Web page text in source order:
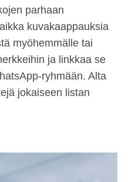
parhaan
kuvakaappauksia
myöhemmälle tai
ja linkkaa se
ryhmään. Alta
jokaiseen listan